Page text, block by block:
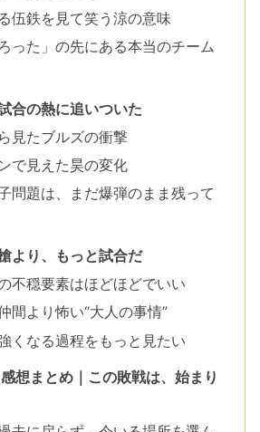
伍鉄を見て笑う涼の意味
った」の先にある本当のチーム
合の熱に追いついた
見たブルズの衝撃
で見えた昊の変化
問題は、まだ爆弾のまま残って
より、もっと試合だ
不穏要素はほどほどでいい
間より怖い“大人の事情”
くなる過程をもっと見たい
想まとめ｜この敗戦は、始まり